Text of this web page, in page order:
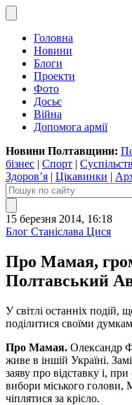
Головна
Новини
Блоги
Проекти
Фото
Досьє
Війна
Допомога армії
Новини Полтавщини:
бізнес | Спорт |
Здоров’я | Цікавинки |
15 березня 2014, 16:18
Блог Станіслава Цися
Про Мамая,
Полтавський
У світлі останніх подій,
поділитися своїми
Про Мамая. Олександр
живе в іншій Україні.
заяву про відставку і,
вибори міського голови,
чіплятися за крісло.